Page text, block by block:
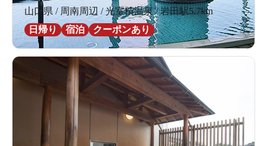
山口県 / 周南周辺 / 光室積温泉 / 岩田駅5.7km
日帰り
宿泊 クーポンあり